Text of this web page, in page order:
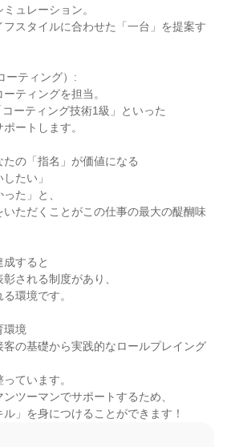
ュレーション。
スタイルに合わせた「一台」を提案す
ーティング）:
ティングを担当。
ーティング技術1級」といった
ートします。
たの「指名」が価値になる
たい」
た」と、
ただくことがこの仕事の最大の醍醐味
成すると
される制度があり、
環境です。
環境
の基礎から実践的なロールプレイング
ています。
ツーマンでサポートするため、
」を身につけることができます！